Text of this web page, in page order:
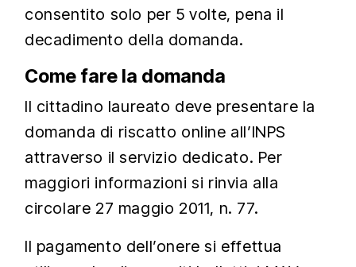
consentito solo per 5 volte, pena il
decadimento della domanda.
Come fare la domanda
Il cittadino laureato deve presentare la
domanda di riscatto online all’INPS
attraverso il servizio dedicato. Per
maggiori informazioni si rinvia alla
circolare 27 maggio 2011, n. 77.
Il pagamento dell’onere si effettua